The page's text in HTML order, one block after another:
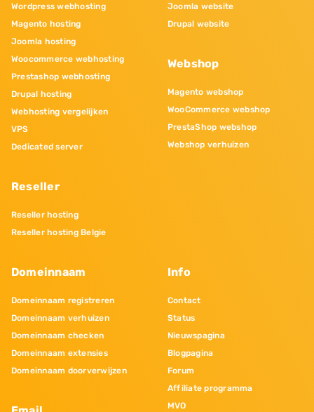
Wordpress webhosting
Magento hosting
Joomla hosting
Woocommerce webhosting
Prestashop webhosting
Drupal hosting
Webhosting vergelijken
VPS
Dedicated server
Reseller
Reseller hosting
Reseller hosting Belgie
Joomla website
Drupal website
Webshop
Magento webshop
WooCommerce webshop
PrestaShop webshop
Webshop verhuizen
Domeinnaam
Domeinnaam registreren
Domeinnaam verhuizen
Domeinnaam checken
Domeinnaam extensies
Domeinnaam doorverwijzen
Info
Contact
Status
Nieuwspagina
Blogpagina
Forum
Affiliate programma
MVO